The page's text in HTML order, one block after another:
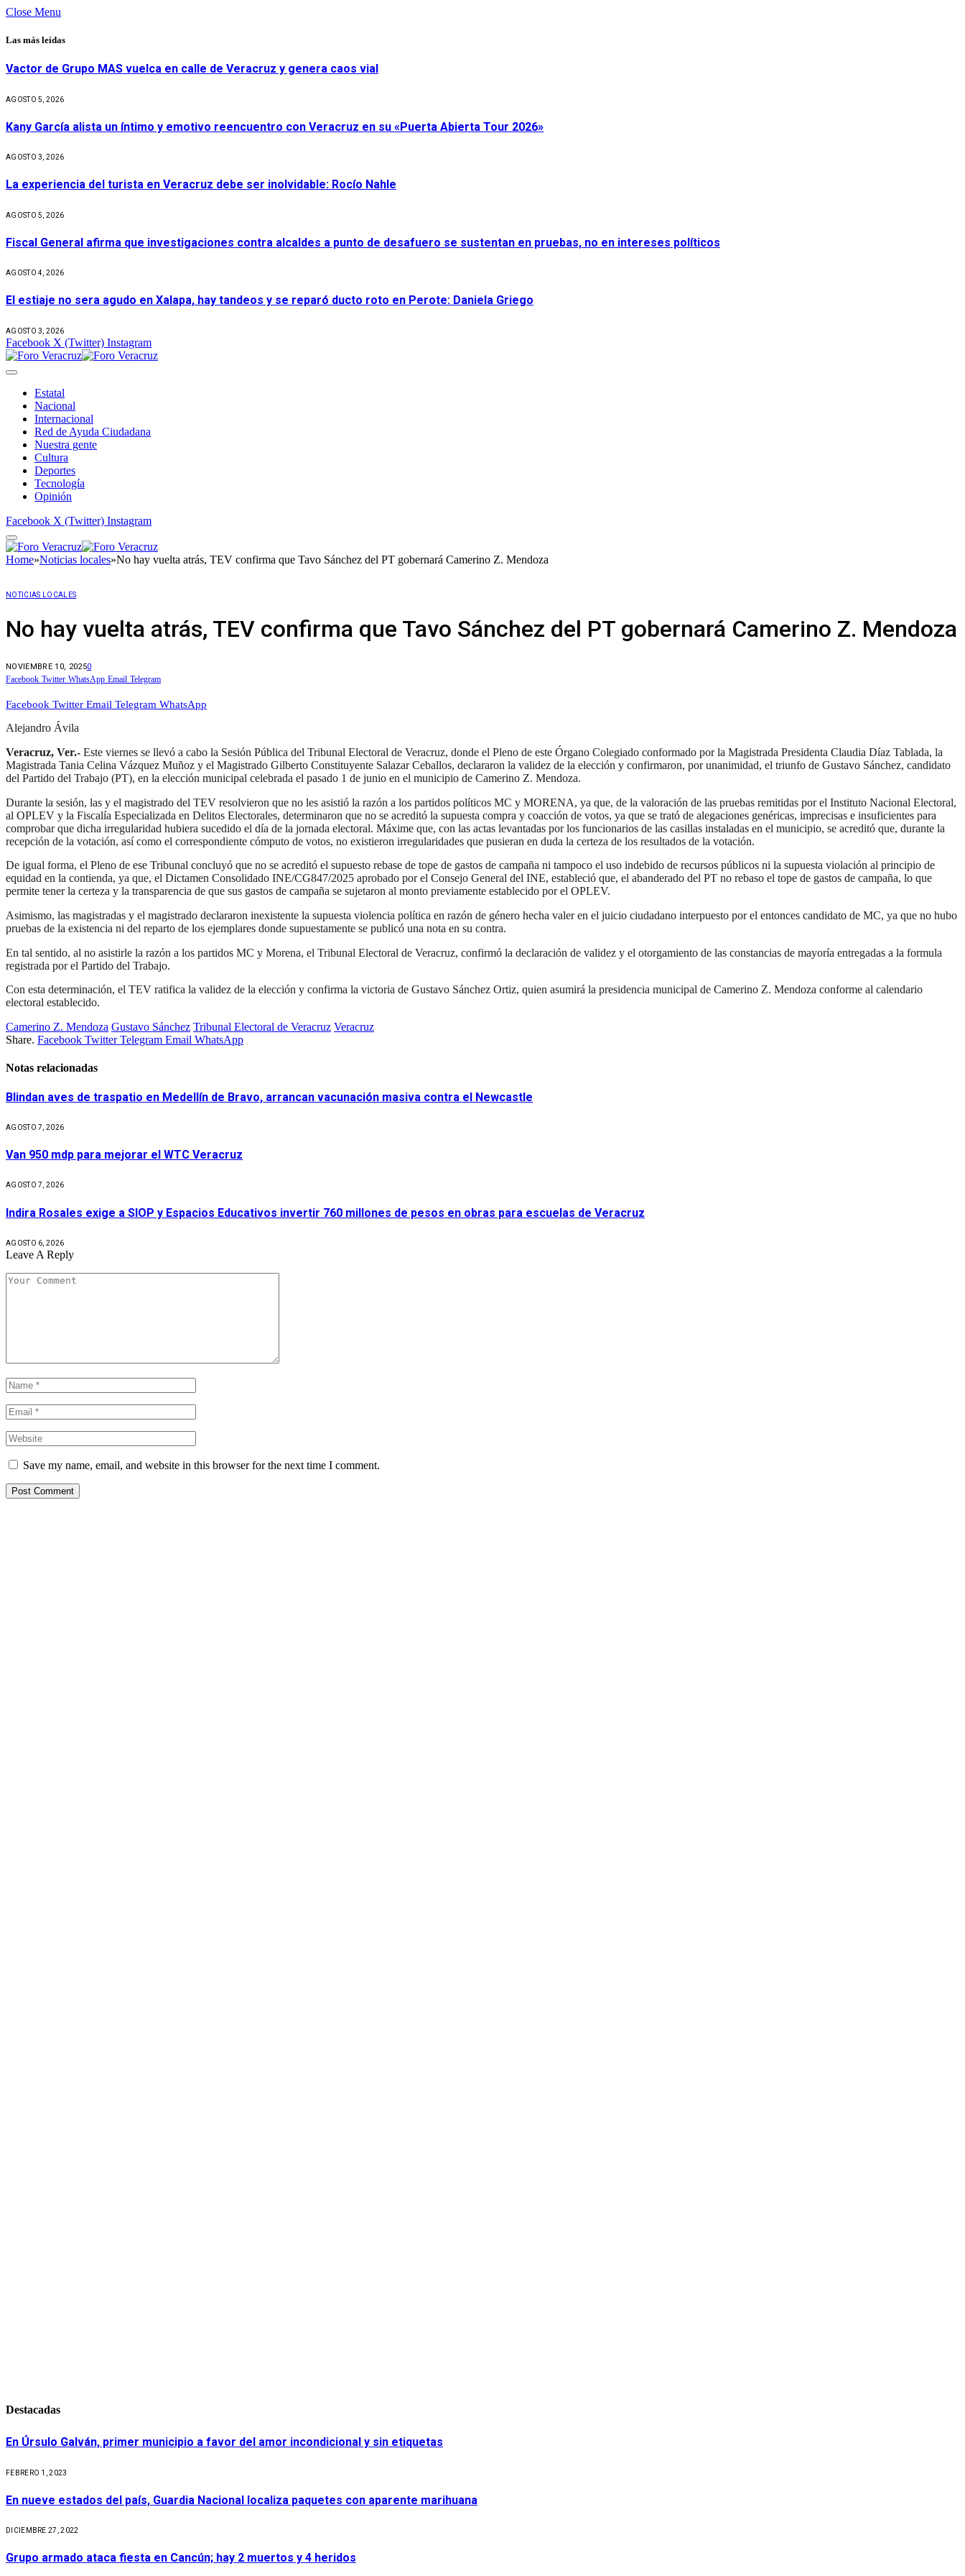
Close Menu
Las más leídas
Vactor de Grupo MAS vuelca en calle de Veracruz y genera caos vial
AGOSTO 5, 2026
Kany García alista un íntimo y emotivo reencuentro con Veracruz en su «Puerta Abierta Tour 2026»
AGOSTO 3, 2026
La experiencia del turista en Veracruz debe ser inolvidable: Rocío Nahle
AGOSTO 5, 2026
Fiscal General afirma que investigaciones contra alcaldes a punto de desafuero se sustentan en pruebas, no en intereses políticos
AGOSTO 4, 2026
El estiaje no sera agudo en Xalapa, hay tandeos y se reparó ducto roto en Perote: Daniela Griego
AGOSTO 3, 2026
Facebook X (Twitter) Instagram
Estatal
Nacional
Internacional
Red de Ayuda Ciudadana
Nuestra gente
Cultura
Deportes
Tecnología
Opinión
Facebook X (Twitter) Instagram
Home»Noticias locales»No hay vuelta atrás, TEV confirma que Tavo Sánchez del PT gobernará Camerino Z. Mendoza
NOTICIAS LOCALES
No hay vuelta atrás, TEV confirma que Tavo Sánchez del PT gobernará Camerino Z. Mendoza
NOVIEMBRE 10, 20250
Facebook Twitter WhatsApp Email Telegram
Facebook Twitter Email Telegram WhatsApp
Alejandro Ávila
Veracruz, Ver.- Este viernes se llevó a cabo la Sesión Pública del Tribunal Electoral de Veracruz, donde el Pleno de este Órgano Colegiado conformado por la Magistrada Presidenta Claudia Díaz Tablada, la
Magistrada Tania Celina Vázquez Muñoz y el Magistrado Gilberto Constituyente Salazar Ceballos, declararon la validez de la elección y confirmaron, por unanimidad, el triunfo de Gustavo Sánchez, candidato
del Partido del Trabajo (PT), en la elección municipal celebrada el pasado 1 de junio en el municipio de Camerino Z. Mendoza.
Durante la sesión, las y el magistrado del TEV resolvieron que no les asistió la razón a los partidos políticos MC y MORENA, ya que, de la valoración de las pruebas remitidas por el Instituto Nacional Electoral,
al OPLEV y la Fiscalía Especializada en Delitos Electorales, determinaron que no se acreditó la supuesta compra y coacción de votos, ya que se trató de alegaciones genéricas, imprecisas e insuficientes para
comprobar que dicha irregularidad hubiera sucedido el día de la jornada electoral. Máxime que, con las actas levantadas por los funcionarios de las casillas instaladas en el municipio, se acreditó que, durante la
recepción de la votación, así como el correspondiente cómputo de votos, no existieron irregularidades que pusieran en duda la certeza de los resultados de la votación.
De igual forma, el Pleno de ese Tribunal concluyó que no se acreditó el supuesto rebase de tope de gastos de campaña ni tampoco el uso indebido de recursos públicos ni la supuesta violación al principio de
equidad en la contienda, ya que, el Dictamen Consolidado INE/CG847/2025 aprobado por el Consejo General del INE, estableció que, el abanderado del PT no rebaso el tope de gastos de campaña, lo que
permite tener la certeza y la transparencia de que sus gastos de campaña se sujetaron al monto previamente establecido por el OPLEV.
Asimismo, las magistradas y el magistrado declararon inexistente la supuesta violencia política en razón de género hecha valer en el juicio ciudadano interpuesto por el entonces candidato de MC, ya que no hubo
pruebas de la existencia ni del reparto de los ejemplares donde supuestamente se publicó una nota en su contra.
En tal sentido, al no asistirle la razón a los partidos MC y Morena, el Tribunal Electoral de Veracruz, confirmó la declaración de validez y el otorgamiento de las constancias de mayoría entregadas a la formula
registrada por el Partido del Trabajo.
Con esta determinación, el TEV ratifica la validez de la elección y confirma la victoria de Gustavo Sánchez Ortiz, quien asumirá la presidencia municipal de Camerino Z. Mendoza conforme al calendario
electoral establecido.
Camerino Z. Mendoza Gustavo Sánchez Tribunal Electoral de Veracruz Veracruz
Share. Facebook Twitter Telegram Email WhatsApp
Notas relacionadas
Blindan aves de traspatio en Medellín de Bravo, arrancan vacunación masiva contra el Newcastle
AGOSTO 7, 2026
Van 950 mdp para mejorar el WTC Veracruz
AGOSTO 7, 2026
Indira Rosales exige a SIOP y Espacios Educativos invertir 760 millones de pesos en obras para escuelas de Veracruz
AGOSTO 6, 2026
Leave A Reply
Save my name, email, and website in this browser for the next time I comment.
Destacadas
En Úrsulo Galván, primer municipio a favor del amor incondicional y sin etiquetas
FEBRERO 1, 2023
En nueve estados del país, Guardia Nacional localiza paquetes con aparente marihuana
DICIEMBRE 27, 2022
Grupo armado ataca fiesta en Cancún; hay 2 muertos y 4 heridos